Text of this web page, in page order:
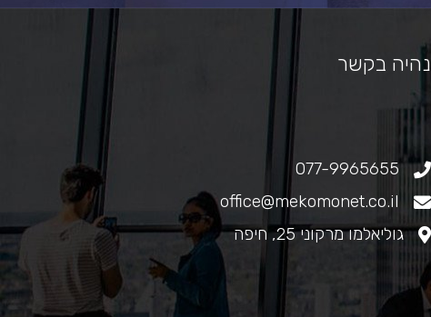
נהיה בקשר
077-9965655
office@mekomonet.co.il
גוליאלמו מרקוני 25, חיפה